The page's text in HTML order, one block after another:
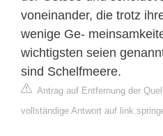
voneinander, die trotz
wenige Ge-
wichtigsten seien
sind Schelfmeere.
Antrag auf Entfernung der
vollständige Antwort auf